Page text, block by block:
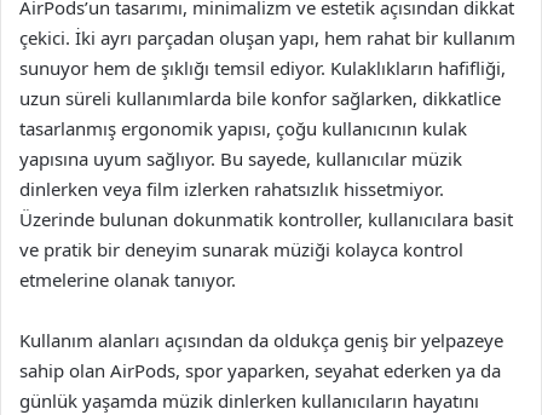
AirPods’un tasarımı, minimalizm ve estetik açısından dikkat
çekici. İki ayrı parçadan oluşan yapı, hem rahat bir kullanım
sunuyor hem de şıklığı temsil ediyor. Kulaklıkların hafifliği,
uzun süreli kullanımlarda bile konfor sağlarken, dikkatlice
tasarlanmış ergonomik yapısı, çoğu kullanıcının kulak
yapısına uyum sağlıyor. Bu sayede, kullanıcılar müzik
dinlerken veya film izlerken rahatsızlık hissetmiyor.
Üzerinde bulunan dokunmatik kontroller, kullanıcılara basit
ve pratik bir deneyim sunarak müziği kolayca kontrol
etmelerine olanak tanıyor.
Kullanım alanları açısından da oldukça geniş bir yelpazeye
sahip olan AirPods, spor yaparken, seyahat ederken ya da
günlük yaşamda müzik dinlerken kullanıcıların hayatını